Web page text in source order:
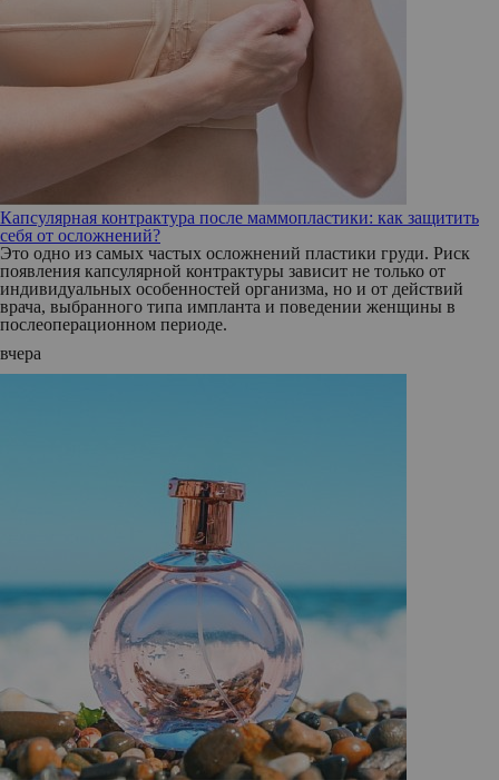
Капсулярная контрактура после маммопластики: как защитить
себя от осложнений?
Это одно из самых частых осложнений пластики груди. Риск
появления капсулярной контрактуры зависит не только от
индивидуальных особенностей организма, но и от действий
врача, выбранного типа импланта и поведении женщины в
послеоперационном периоде.
вчера